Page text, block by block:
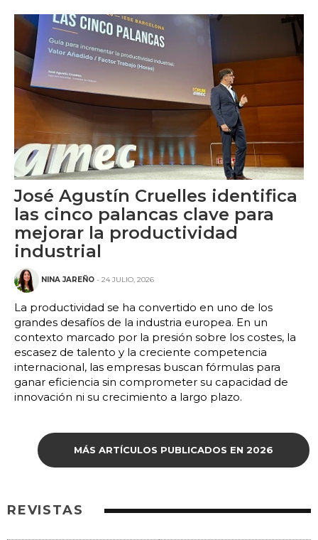
José Agustín Cruelles identifica
las cinco palancas clave para
mejorar la productividad
industrial
NINA JAREÑO - 24 JULIO, 2026
La productividad se ha convertido en uno de los
grandes desafíos de la industria europea. En un
contexto marcado por la presión sobre los costes, la
escasez de talento y la creciente competencia
internacional, las empresas buscan fórmulas para
ganar eficiencia sin comprometer su capacidad de
innovación ni su crecimiento a largo plazo.
MÁS ARTÍCULOS PUBLICADOS EN 2026
REVISTAS